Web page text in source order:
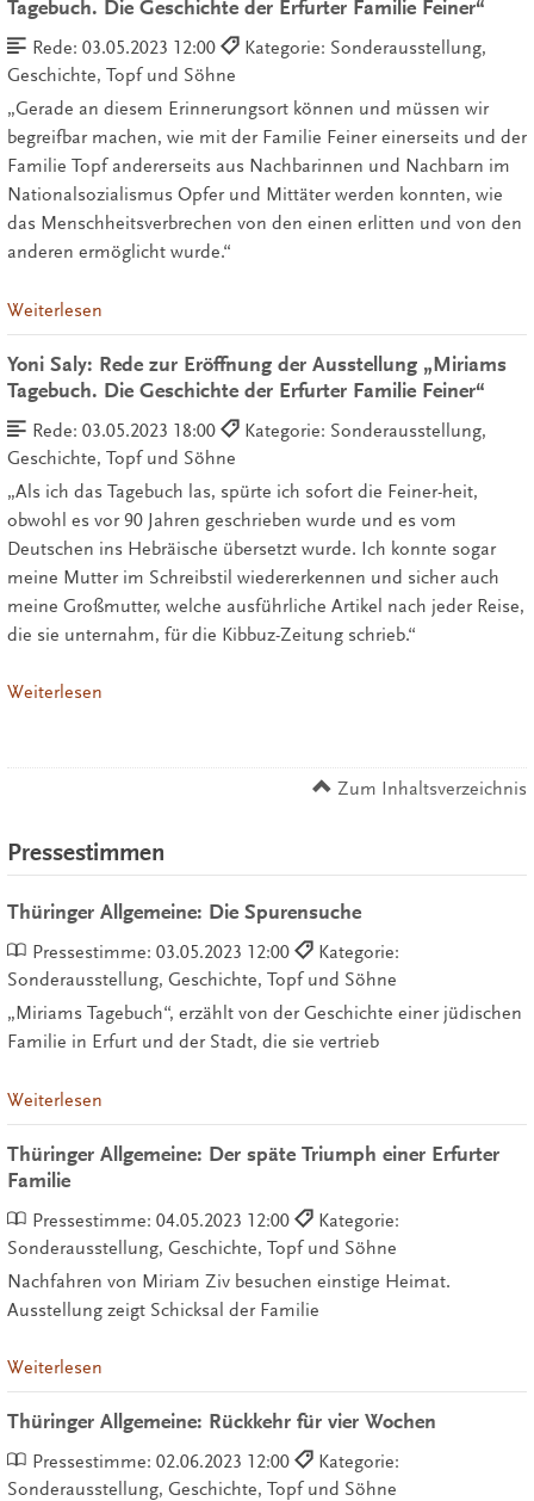
Tagebuch. Die Geschichte der Erfurter Familie Feiner“
Rede: 03.05.2023 12:00
Kategorie: Sonderausstellung,
Geschichte, Topf und Söhne
„Gerade an diesem Erinnerungsort können und müssen wir
begreifbar machen, wie mit der Familie Feiner einerseits und der
Familie Topf andererseits aus Nachbarinnen und Nachbarn im
Nationalsozialismus Opfer und Mittäter werden konnten, wie
das Menschheitsverbrechen von den einen erlitten und von den
anderen ermöglicht wurde.“
Weiterlesen
Yoni Saly: Rede zur Eröffnung der Ausstellung „Miriams
Tagebuch. Die Geschichte der Erfurter Familie Feiner“
Rede: 03.05.2023 18:00
Kategorie: Sonderausstellung,
Geschichte, Topf und Söhne
„Als ich das Tagebuch las, spürte ich sofort die Feiner-heit,
obwohl es vor 90 Jahren geschrieben wurde und es vom
Deutschen ins Hebräische übersetzt wurde. Ich konnte sogar
meine Mutter im Schreibstil wiedererkennen und sicher auch
meine Großmutter, welche ausführliche Artikel nach jeder Reise,
die sie unternahm, für die Kibbuz-Zeitung schrieb.“
Weiterlesen
Zum Inhaltsverzeichnis
Pressestimmen
Thüringer Allgemeine: Die Spurensuche
Pressestimme: 03.05.2023 12:00
Kategorie:
Sonderausstellung, Geschichte, Topf und Söhne
„Miriams Tagebuch“, erzählt von der Geschichte einer jüdischen
Familie in Erfurt und der Stadt, die sie vertrieb
Weiterlesen
Thüringer Allgemeine: Der späte Triumph einer Erfurter
Familie
Pressestimme: 04.05.2023 12:00
Kategorie:
Sonderausstellung, Geschichte, Topf und Söhne
Nachfahren von Miriam Ziv besuchen einstige Heimat.
Ausstellung zeigt Schicksal der Familie
Weiterlesen
Thüringer Allgemeine: Rückkehr für vier Wochen
Pressestimme: 02.06.2023 12:00
Kategorie:
Sonderausstellung, Geschichte, Topf und Söhne